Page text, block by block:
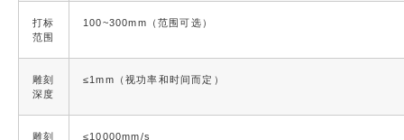
打标
范围
100~300mm（范围可选）
雕刻
深度
≤1mm（视功率和时间而定）
雕刻
≤10000mm/s